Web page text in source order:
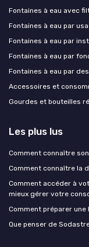
Fontaines à eau avec
Fontaines à eau par
Fontaines à eau par
Fontaines à eau par
Fontaines à eau par
Accessoires et
Gourdes et bouteilles
Les plus lus
Comment connaître
Comment connaître la
Comment accéder à
mieux gérer votre
Comment préparer
Que penser de